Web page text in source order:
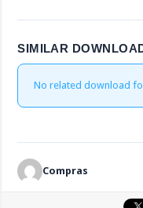
SIMILAR
No related download
Compras